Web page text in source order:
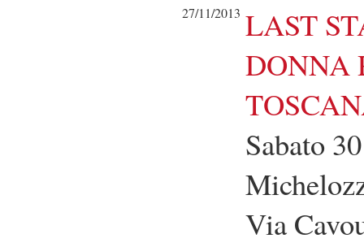
27/11/2013 LAST
DONNA
Sabato
Via